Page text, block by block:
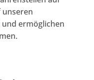
ermöglichen